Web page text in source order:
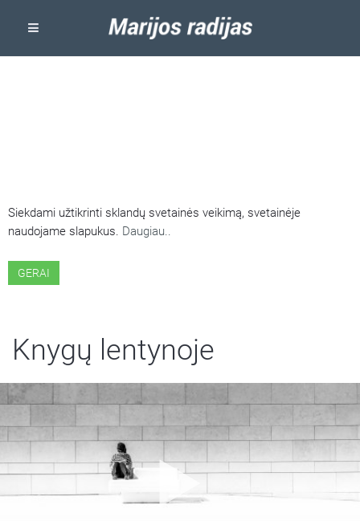
Siekdami užtikrinti sklandų svetainės veikimą, svetainėje
naudojame slapukus. Daugiau..
GERAI
Knygų lentynoje